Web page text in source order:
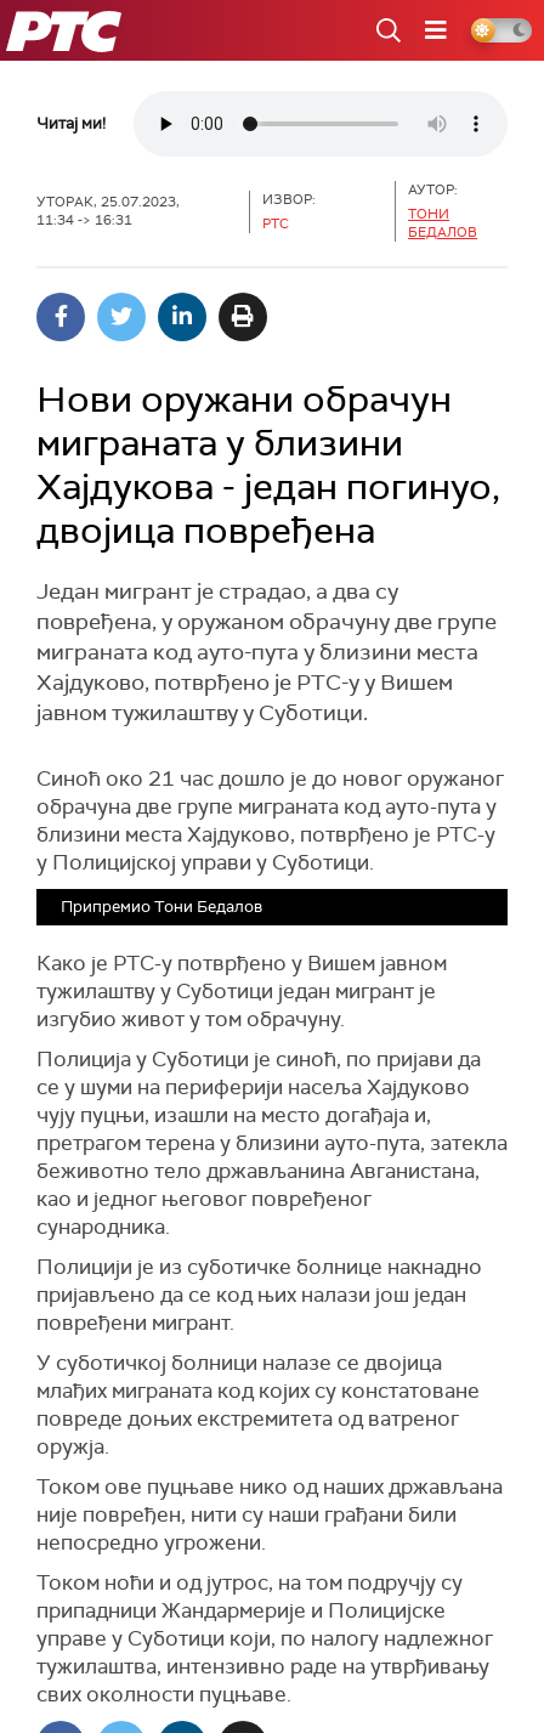
РТС
Читај ми!
УТОРАК, 25.07.2023,
11:34 -> 16:31
ИЗВОР:
РТС
АУТОР:
ТОНИ
БЕДАЛОВ
Нови оружани обрачун
миграната у близини
Хајдукова - један погинуо,
двојица повређена
Један мигрант је страдао, а два су
повређена, у оружаном обрачуну две групе
миграната код ауто-пута у близини места
Хајдуково, потврђено је РТС-у у Вишем
јавном тужилаштву у Суботици.
Синоћ око 21 час дошло је до новог оружаног
обрачуна две групе миграната код ауто-пута у
близини места Хајдуково, потврђено је РТС-у
у Полицијској управи у Суботици.
Припремио Тони Бедалов
Како је РТС-у потврђено у Вишем јавном
тужилаштву у Суботици један мигрант је
изгубио живот у том обрачуну.
Полиција у Суботици је синоћ, по пријави да
се у шуми на периферији насеља Хајдуково
чују пуцњи, изашли на место догађаја и,
претрагом терена у близини ауто-пута, затекла
беживотно тело држављанина Авганистана,
као и једног његовог повређеног
сународника.
Полицији је из суботичке болнице накнадно
пријављено да се код њих налази још један
повређени мигрант.
У суботичкој болници налазе се двојица
млађих миграната код којих су констатоване
повреде доњих екстремитета од ватреног
оружја.
Током ове пуцњаве нико од наших држављана
није повређен, нити су наши грађани били
непосредно угрожени.
Током ноћи и од јутрос, на том подручју су
припадници Жандармерије и Полицијске
управе у Суботици који, по налогу надлежног
тужилаштва, интензивно раде на утврђивању
свих околности пуцњаве.